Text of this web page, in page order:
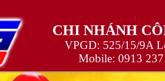
CHI NHÁNH
VPGD: 525/15/9A
Mobile: 0913